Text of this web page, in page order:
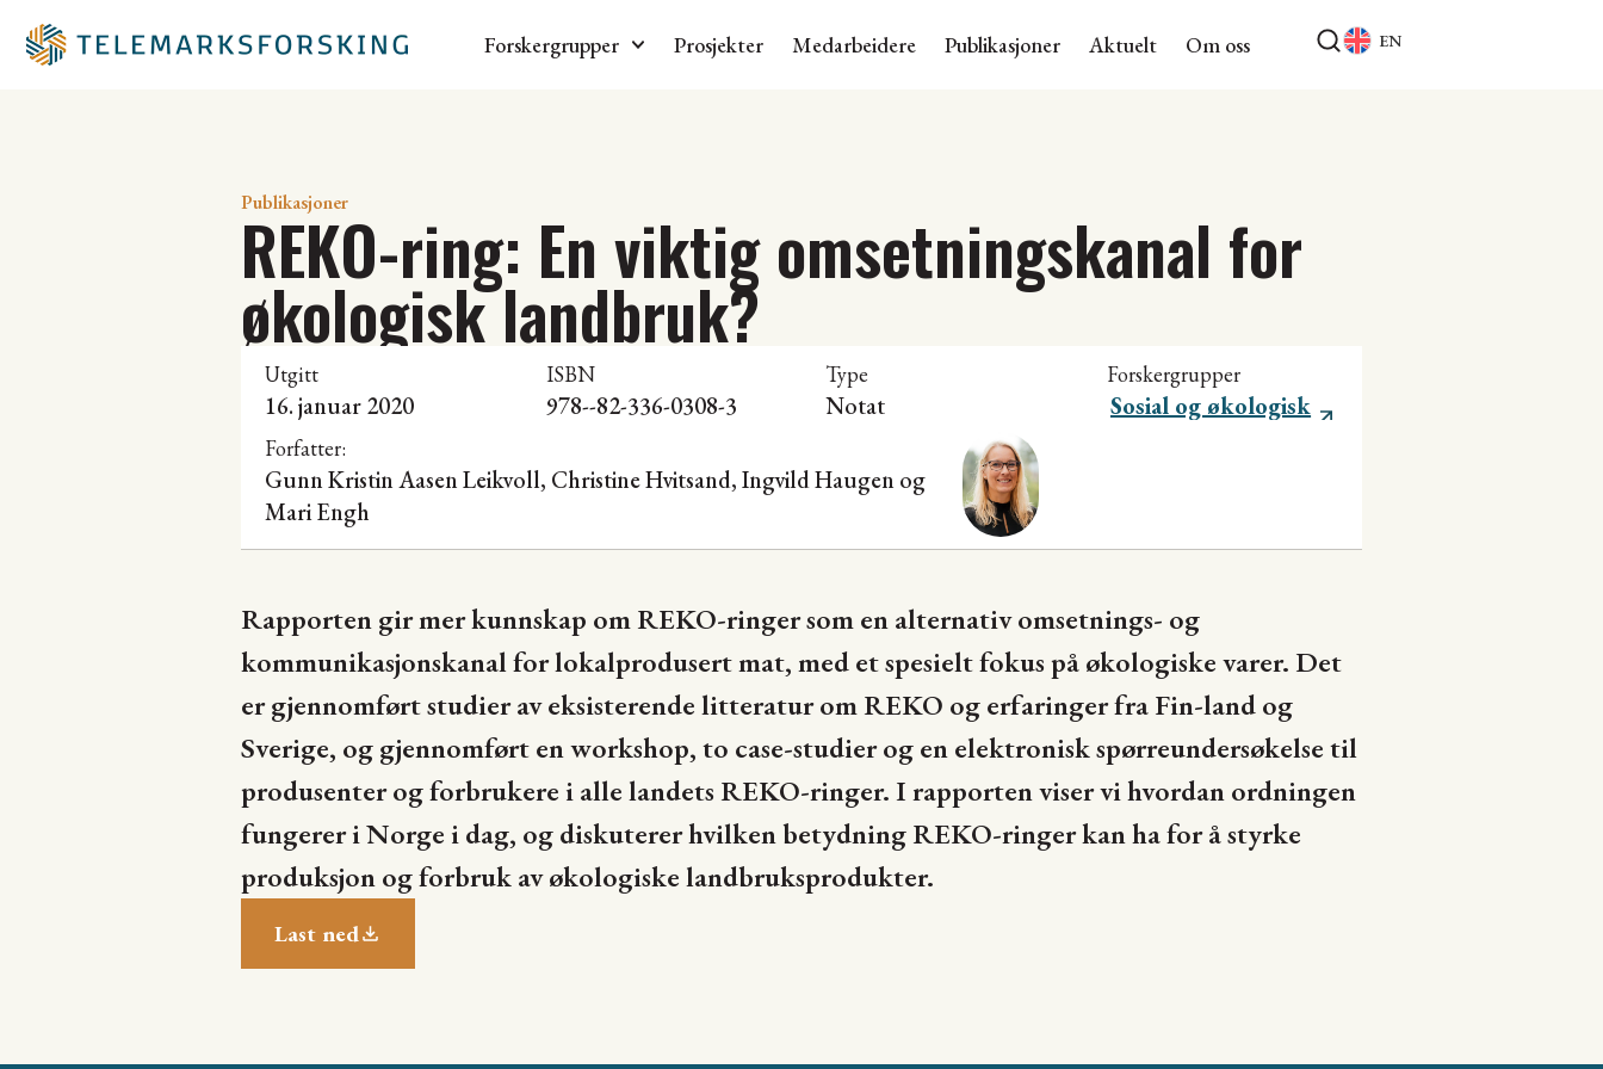
Forskergrupper Prosjekter Medarbeidere Publikasjoner Aktuelt Om oss EN
Publikasjoner
REKO-ring: En viktig omsetningskanal for
økologisk landbruk?
Utgitt
16. januar 2020
ISBN
978--82-336-0308-3
Type
Notat
Forskergrupper
Sosial og økologisk
bærekraft
Forfatter:
Gunn Kristin Aasen Leikvoll, Christine Hvitsand, Ingvild Haugen og
Mari Engh
Rapporten gir mer kunnskap om REKO-ringer som en alternativ omsetnings- og
kommunikasjonskanal for lokalprodusert mat, med et spesielt fokus på økologiske varer. Det
er gjennomført studier av eksisterende litteratur om REKO og erfaringer fra Fin-land og
Sverige, og gjennomført en workshop, to case-studier og en elektronisk spørreundersøkelse til
produsenter og forbrukere i alle landets REKO-ringer. I rapporten viser vi hvordan ordningen
fungerer i Norge i dag, og diskuterer hvilken betydning REKO-ringer kan ha for å styrke
produksjon og forbruk av økologiske landbruksprodukter.
Last ned